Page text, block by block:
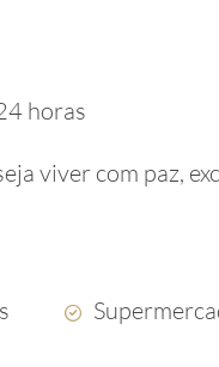
horas
viver com paz,